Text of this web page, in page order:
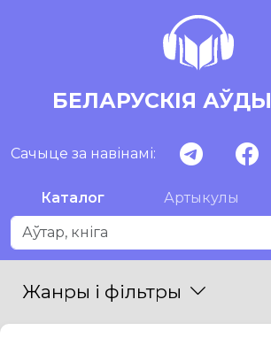
БЕЛАРУСКІЯ
Сачыце за навінамі:
Каталог Артыкулы
Жанры і фільтры